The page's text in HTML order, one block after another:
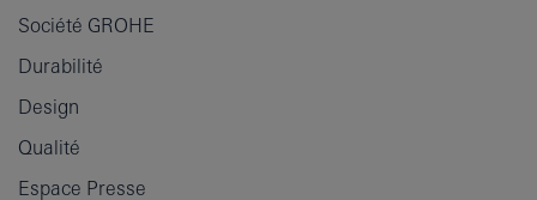
Société GROHE
Durabilité
Design
Qualité
Espace Presse